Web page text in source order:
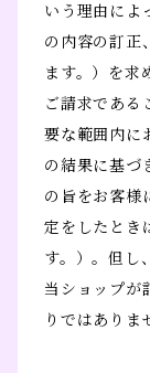
いう理由によ
の内容の訂正
ます。）を求
ご請求である
要な範囲内に
の結果に基づ
の旨をお客様
定をしたとき
す。）。但し
当ショップが
りではありま